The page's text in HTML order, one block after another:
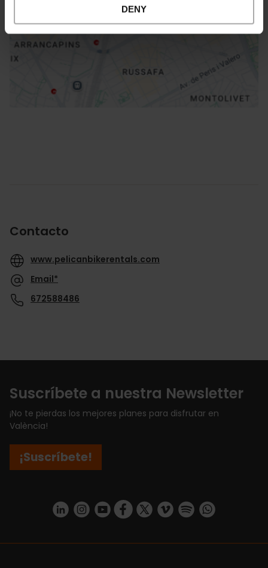
DENY
Cómo llegar
Contacto
www.pelicanbikerentals.com
Email*
672588486
Suscríbete a nuestra Newsletter
¡No te pierdas los mejores planes para disfrutar en
València!
¡Suscríbete!
https://www.linkedin.com/company/turismo-valencia/mycompany/
https://www.instagram.com/visit_valencia/
https://www.youtube.com/user/
https://www.facebook.com/
https://twitter.com/
https://vimeo.com/
https://https://api.whatsapp.com/